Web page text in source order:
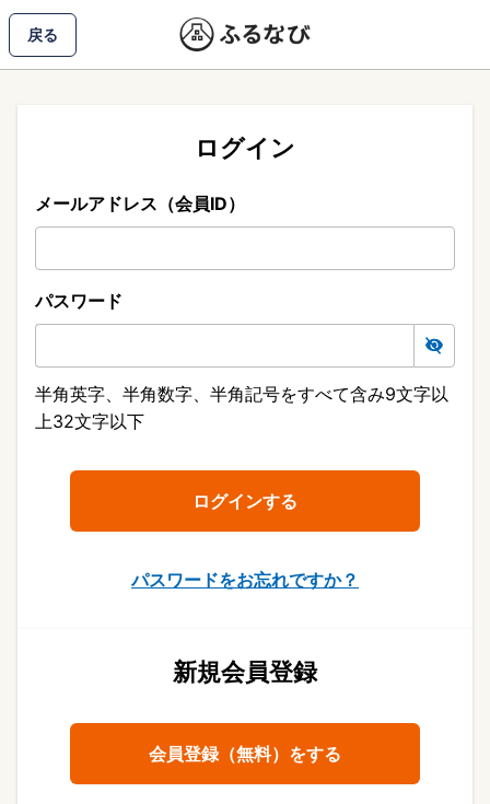
戻る
ログイン
メールアドレス（会員ID）
パスワード
半角英字、半角数字、半角記号をすべて含み9文字以
上32文字以下
パスワードをお忘れですか？
新規会員登録
会員登録（無料）をする